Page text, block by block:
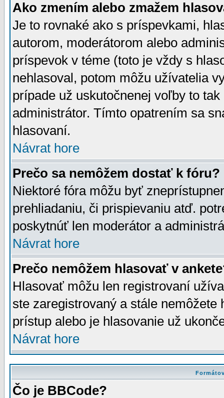
Ako zmením alebo zmažem
Je to rovnaké ako s príspevkami,
autorom, moderátorom alebo
príspevok v téme (toto je vždy s
nehlasoval, potom môžu užívatelia
prípade už uskutočnenej voľby to
administrátor. Tímto opatrením sa
hlasovaní.
Návrat hore
Prečo sa nemôžem dostať k fóru?
Niektoré fóra môžu byť
prehliadaniu, či prispievaniu atď.
poskytnúť len moderátor a
Návrat hore
Prečo nemôžem hlasovať v
Hlasovať môžu len registrovaní
ste zaregistrovaný a stále
prístup alebo je hlasovanie už
Návrat hore
Čo je BBCode?